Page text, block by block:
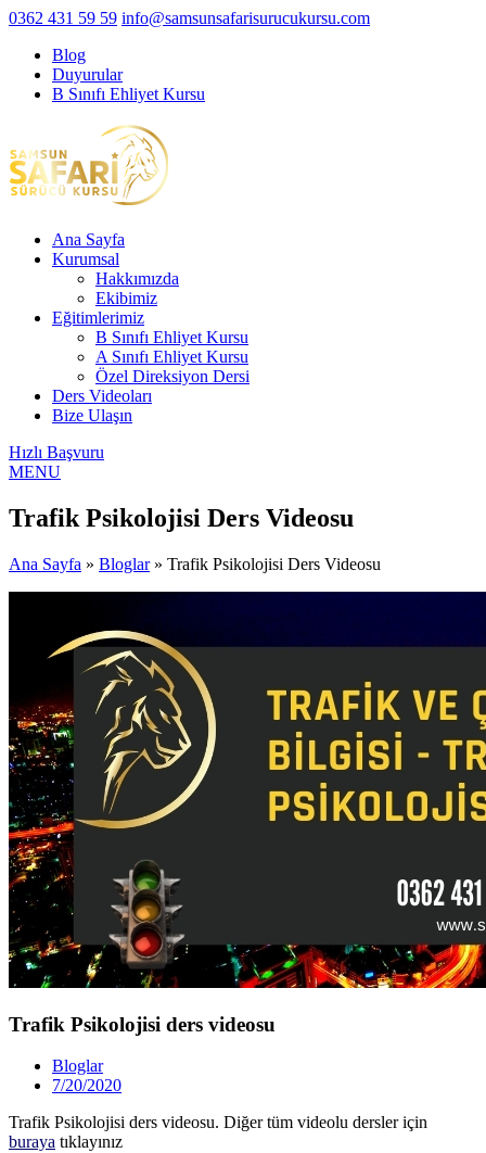
0362 431 59 59 info@samsunsafarisurucukursu.com
Blog
Duyurular
B Sınıfı Ehliyet Kursu
Ana Sayfa
Kurumsal
Hakkımızda
Ekibimiz
Eğitimlerimiz
B Sınıfı Ehliyet Kursu
A Sınıfı Ehliyet Kursu
Özel Direksiyon Dersi
Ders Videoları
Bize Ulaşın
Hızlı Başvuru
MENU
Trafik Psikolojisi Ders Videosu
Ana Sayfa » Bloglar » Trafik Psikolojisi Ders Videosu
Trafik Psikolojisi ders videosu
Bloglar
7/20/2020
Trafik Psikolojisi ders videosu. Diğer tüm videolu dersler için
buraya tıklayınız